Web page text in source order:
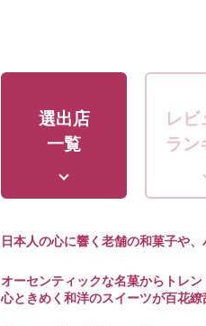
選出店
一覧
レビ
ラン
日本人の心に響く老舗の和菓子や
オーセンティックな名菓からトレン
心ときめく和洋のスイーツが百花繚